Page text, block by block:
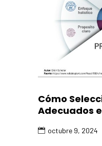
Cómo
Adecuados
octubre 9, 2024